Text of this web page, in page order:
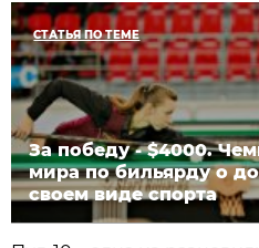
СТАТЬЯ ПО ТЕМЕ
За победу - $4000.
мира по бильярду о
своем виде спорта